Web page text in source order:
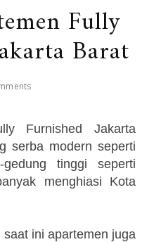
Fully
Barat
Furnished Jakarta
serba modern seperti
tinggi seperti
menghiasi Kota
ini apartemen juga